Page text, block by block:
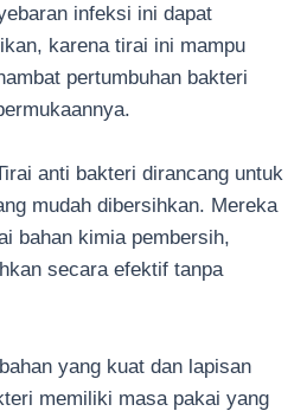
infeksi ini dapat
karena tirai ini mampu
pertumbuhan bakteri
anti bakteri dirancang untuk
mudah dibersihkan. Mereka
bahan kimia pembersih,
secara efektif tanpa
yang kuat dan lapisan
memiliki masa pakai yang